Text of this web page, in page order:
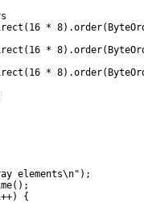
*
*
*
elements\n");
{